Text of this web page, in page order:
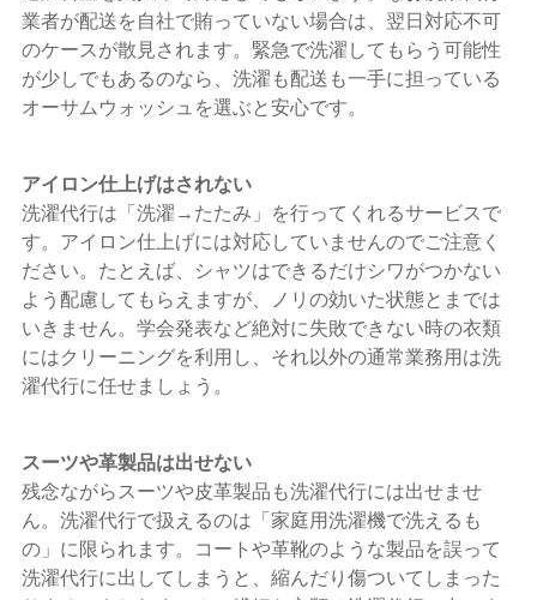
業者が配送を自社で賄っていない場合は、翌日対応不可
のケースが散見されます。緊急で洗濯してもらう可能性
が少しでもあるのなら、洗濯も配送も一手に担っている
オーサムウォッシュを選ぶと安心です。
アイロン仕上げはされない
洗濯代行は「洗濯→たたみ」を行ってくれるサービスで
す。アイロン仕上げには対応していませんのでご注意く
ださい。たとえば、シャツはできるだけシワがつかない
よう配慮してもらえますが、ノリの効いた状態とまでは
いきません。学会発表など絶対に失敗できない時の衣類
にはクリーニングを利用し、それ以外の通常業務用は洗
濯代行に任せましょう。
スーツや革製品は出せない
残念ながらスーツや皮革製品も洗濯代行には出せませ
ん。洗濯代行で扱えるのは「家庭用洗濯機で洗えるも
の」に限られます。コートや革靴のような製品を誤って
洗濯代行に出してしまうと、縮んだり傷ついてしまった